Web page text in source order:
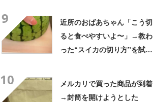
9
近所のおばあちゃん「こう切
ると食べやすいよ〜」→教わ
った“スイカの切り方”を試し
10
メルカリで買った商品が到着
→封筒を開けようとした